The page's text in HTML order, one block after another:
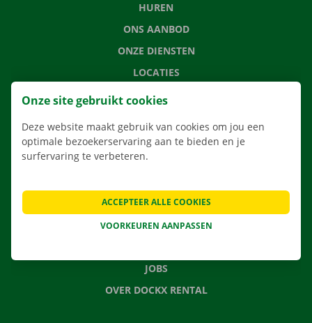
HUREN
ONS AANBOD
ONZE DIENSTEN
LOCATIES
APP
VEELGESTELDE VRAGEN
NIEUWS
JOBS
OVER DOCKX RENTAL
Onze site gebruikt cookies
Deze website maakt gebruik van cookies om jou een
optimale bezoekerservaring aan te bieden en je
surfervaring te verbeteren.
VOORKEUREN AANPASSEN
ACCEPTEER ALLE COOKIES